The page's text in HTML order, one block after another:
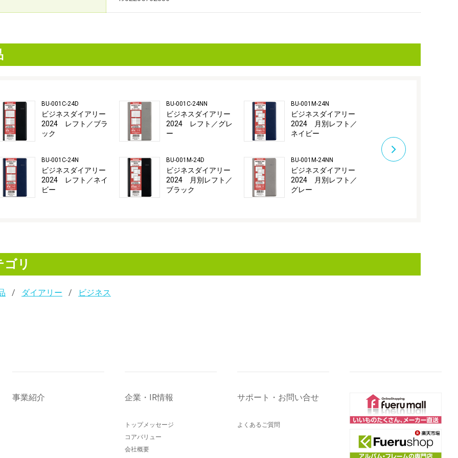
BU-001C-24D
ビジネスダイアリー
2024 レフト／ブラ
ック
BU-001C-24N
ビジネスダイアリー
2024 レフト／ネイ
ビー
BU-001C-24NN
ビジネスダイアリー
2024 レフト／グレ
ー
BU-001M-24D
ビジネスダイアリー
2024 月別レフト／
ブラック
BU-001M-24N
ビジネスダイアリー
2024 月別レフト／
ネイビー
BU-001M-24NN
ビジネスダイアリー
2024 月別レフト／
グレー
リ
ダイアリー ビジネス
事業紹介 企業・IR情報
トップメッセージ
コアバリュー
会社概要
サポート・お問い合せ
よくあるご質問